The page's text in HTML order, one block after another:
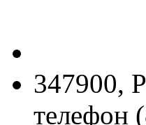
347900,
телефон